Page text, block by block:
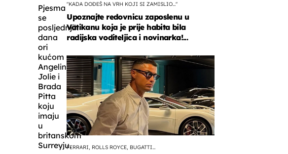
Pjesma
se
posljednjih
dana
ori
kućom
Angeline
Jolie i
Brada
Pitta
koju
imaju
u
britanskom
Surreyju.
"KADA DOĐEŠ NA VRH KOJI SI ZAMISLIO..."
Upoznajte redovnicu zaposlenu u
Vatikanu koja je prije habita bila
radijska voditeljica i novinarka!...
FERRARI, ROLLS ROYCE, BUGATTI...